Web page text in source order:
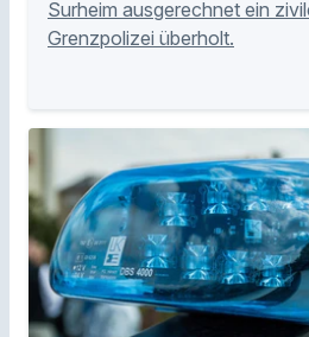
Surheim ausgerechnet ein
Grenzpolizei überholt.